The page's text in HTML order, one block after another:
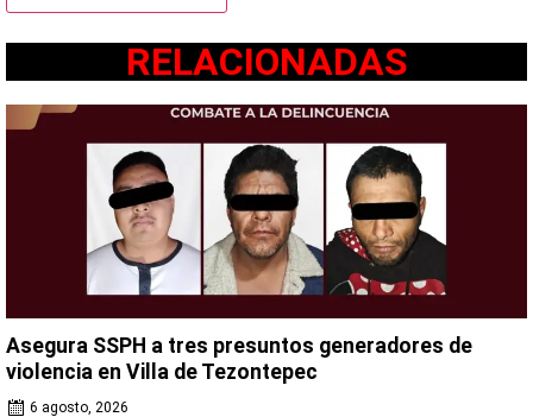
RELACIONADAS
Asegura SSPH a tres presuntos generadores de
violencia en Villa de Tezontepec
6 agosto, 2026